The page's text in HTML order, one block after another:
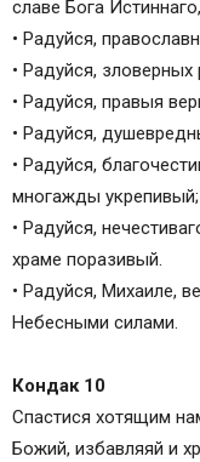
славе Бога
• Радуйся,
• Радуйся, зловерных
• Радуйся, правыя
• Радуйся,
• Радуйся,
многажды укрепивый;
• Радуйся,
храме поразивый.
• Радуйся, Михаиле,
Небесными силами.
Кондак 10
Спастися хотящим
Божий, избавляяй и